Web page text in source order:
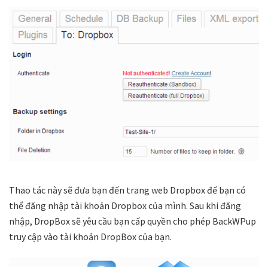
Thao tác này sẽ đưa bạn đến trang web Dropbox để bạn có
thể đăng nhập tài khoản Dropbox của mình. Sau khi đăng
nhập, DropBox sẽ yêu cầu bạn cấp quyền cho phép BackWPup
truy cập vào tài khoản DropBox của bạn.